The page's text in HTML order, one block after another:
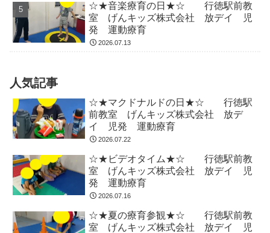
☆★音楽療育の日★☆ 行徳駅前教
室 げんキッズ株式会社 放デイ 児
発 運動療育
2026.07.13
人気記事
☆★マクドナルドの日★☆ 行徳駅
前教室 げんキッズ株式会社 放デ
イ 児発 運動療育
2026.07.22
☆★ビデオタイム★☆ 行徳駅前教
室 げんキッズ株式会社 放デイ 児
発 運動療育
2026.07.16
☆★夏の療育参観★☆ 行徳駅前教
室 げんキッズ株式会社 放デイ 児